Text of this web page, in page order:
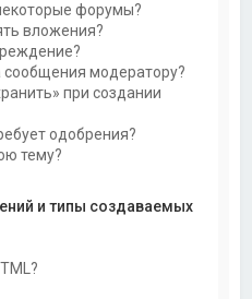
форумы?
вложения?
модератору?
при создании
одобрения?
тему?
и типы создаваемых